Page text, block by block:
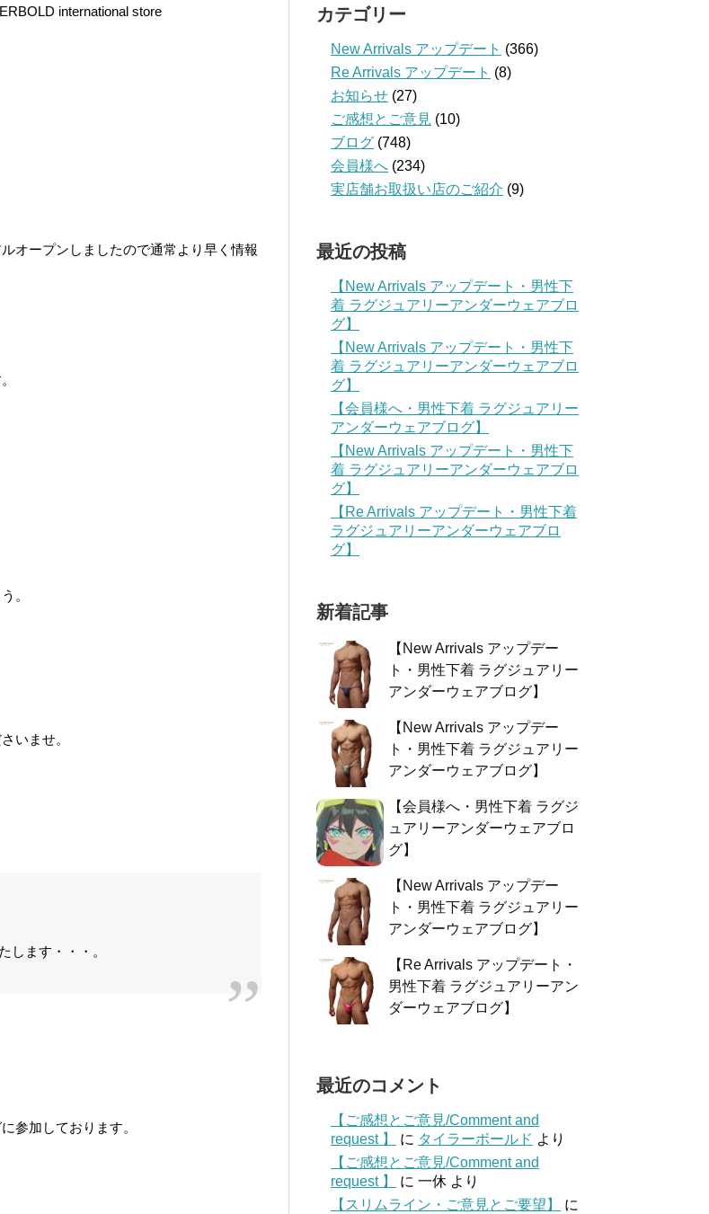
international store
オープンしましたので通常より早く情報
。
いませ。
ます・・・。
参加しております。
カテゴリー
New Arrivals アップデート (366)
Re Arrivals アップデート (8)
お知らせ (27)
ご感想とご意見 (10)
ブログ (748)
会員様へ (234)
実店舗お取扱い店のご紹介 (9)
最近の投稿
【New Arrivals アップデート・男性下
着 ラグジュアリーアンダーウェアブロ
グ】
【New Arrivals アップデート・男性下
着 ラグジュアリーアンダーウェアブロ
グ】
【会員様へ・男性下着 ラグジュアリー
アンダーウェアブログ】
【New Arrivals アップデート・男性下
着 ラグジュアリーアンダーウェアブロ
グ】
【Re Arrivals アップデート・男性下着
ラグジュアリーアンダーウェアブロ
グ】
新着記事
【New Arrivals アップデー
ト・男性下着 ラグジュアリー
アンダーウェアブログ】
【New Arrivals アップデー
ト・男性下着 ラグジュアリー
アンダーウェアブログ】
【会員様へ・男性下着 ラグジ
ュアリーアンダーウェアブロ
グ】
【New Arrivals アップデー
ト・男性下着 ラグジュアリー
アンダーウェアブログ】
【Re Arrivals アップデート・
男性下着 ラグジュアリーアン
ダーウェアブログ】
最近のコメント
【ご感想とご意見/Comment and
request 】
に タイラーボールド より
【ご感想とご意見/Comment and
request 】
に 一休 より
【スリムライン・ご意見とご要望】
に